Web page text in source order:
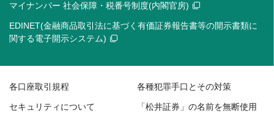
マイナンバー 社会保障・税番号制度(内閣官房)
EDINET(金融商品取引法に基づく有価証券報告書等の開示書類に
関する電子開示システム)
各口座取引規程 各種犯罪手口とその対策
セキュリティについて
「松井証券」の名前を無断使用